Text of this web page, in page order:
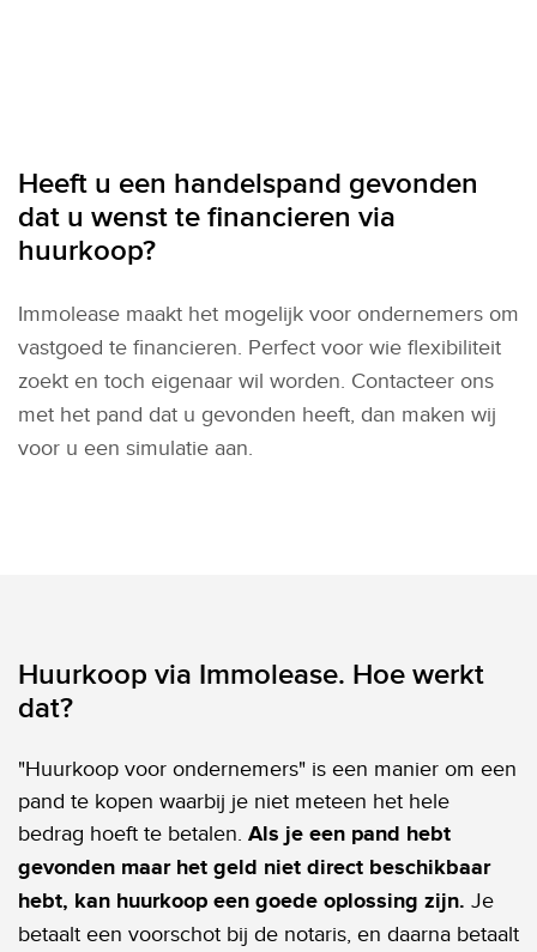
Heeft u een handelspand gevonden
dat u wenst te financieren via
huurkoop?
Immolease maakt het mogelijk voor ondernemers om
vastgoed te financieren. Perfect voor wie flexibiliteit
zoekt en toch eigenaar wil worden. Contacteer ons
met het pand dat u gevonden heeft, dan maken wij
voor u een simulatie aan.
Huurkoop via Immolease. Hoe werkt
dat?
"Huurkoop voor ondernemers" is een manier om een
pand te kopen waarbij je niet meteen het hele
bedrag hoeft te betalen. Als je een pand hebt
gevonden maar het geld niet direct beschikbaar
hebt, kan huurkoop een goede oplossing zijn. Je
betaalt een voorschot bij de notaris, en daarna betaalt